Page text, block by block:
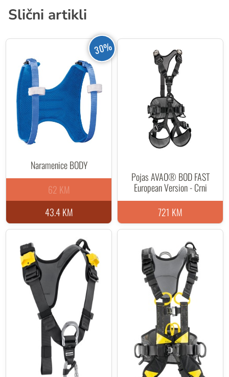
Slični artikli
30%
Naramenice BODY
43.4 KM
62 KM
Pojas AVAO® BOD FAST
European Version - Crni
721 KM